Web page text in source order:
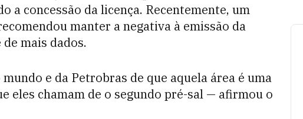
a concessão da licença. Recentemente, um
manter a negativa à emissão da
mais dados.
e da Petrobras de que aquela área é uma
eles chamam de o segundo pré-sal — afirmou o